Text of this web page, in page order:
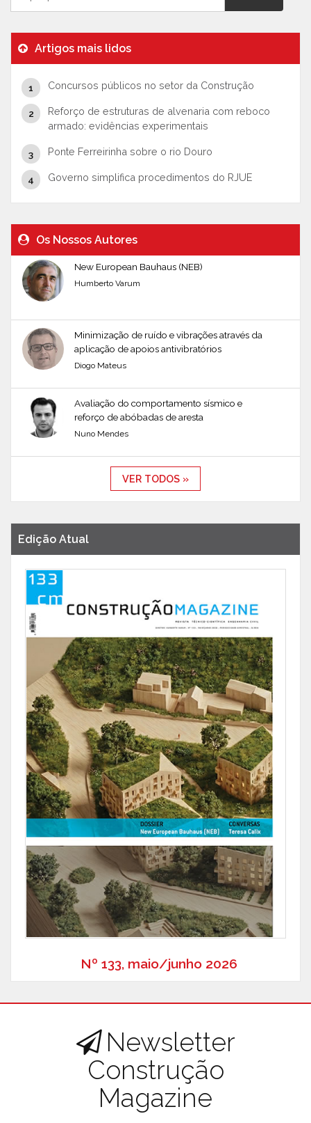
Artigos mais lidos
Concursos públicos no setor da Construção
Reforço de estruturas de alvenaria com reboco
armado: evidências experimentais
Ponte Ferreirinha sobre o rio Douro
Governo simplifica procedimentos do RJUE
Os Nossos Autores
New European Bauhaus (NEB)
Humberto Varum
Minimização de ruído e vibrações através da
aplicação de apoios antivibratórios
Diogo Mateus
Avaliação do comportamento sísmico e
reforço de abóbadas de aresta
Nuno Mendes
VER TODOS »
Edição Atual
Nº 133, maio/junho 2026
Newsletter
Construção
Magazine